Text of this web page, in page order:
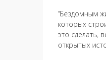
“Бездомным
которых
это сделать,
открытых